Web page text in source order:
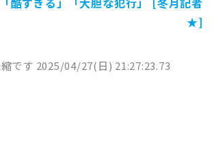
★]
です 2025/04/27(日) 21:27:23.73